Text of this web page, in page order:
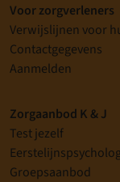
Voor zorgverleners
Verwijslijnen voor
Contactgegevens
Aanmelden
Zorgaanbod K & J
Test jezelf
Groepsaanbod